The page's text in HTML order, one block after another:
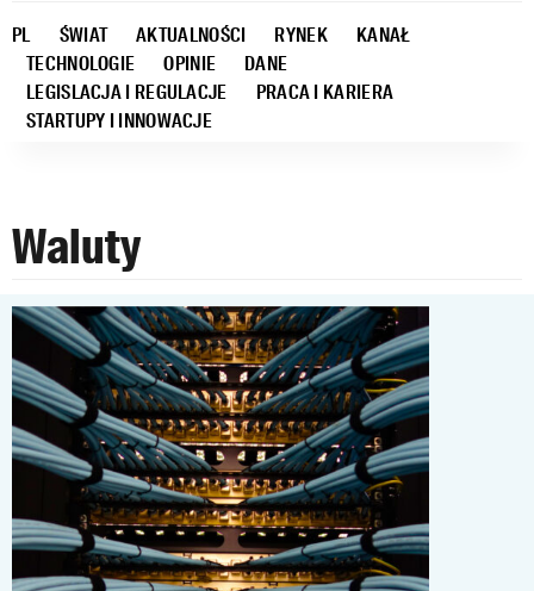
PL ŚWIAT AKTUALNOŚCI RYNEK
KANAŁ
TECHNOLOGIE
OPINIE
DANE
LEGISLACJA I REGULACJE
PRACA I KARIERA
STARTUPY I INNOWACJE
Waluty